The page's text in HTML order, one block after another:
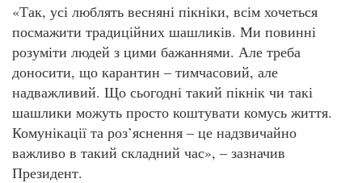
«Так, усі люблять весняні пікніки, всім хочеться
посмажити традиційних шашликів. Ми повинні
розуміти людей з цими бажаннями. Але треба
доносити, що карантин – тимчасовий, але
надважливий. Що сьогодні такий пікнік чи такі
шашлики можуть просто коштувати комусь життя.
Комунікації та роз’яснення – це надзвичайно
важливо в такий складний час», – зазначив
Президент.